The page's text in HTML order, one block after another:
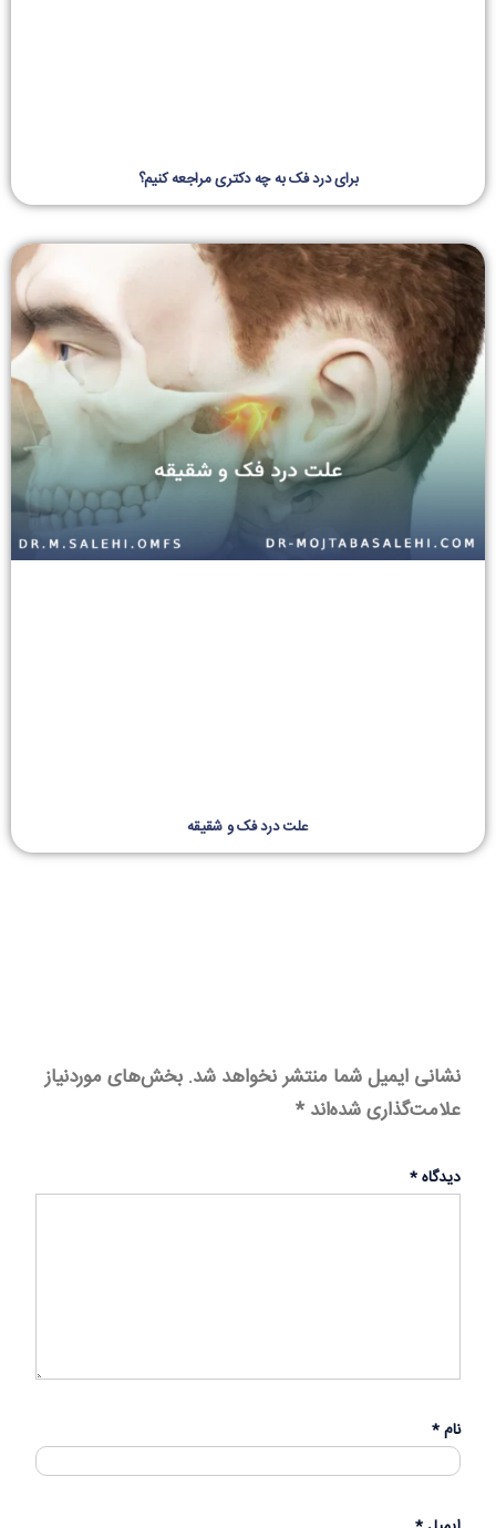
برای درد فک به چه دکتری مراجعه کنیم؟
علت درد فک و شقیقه
نشانی ایمیل شما منتشر نخواهد شد. بخش‌های موردنیاز
علامت‌گذاری شده‌اند *
دیدگاه*
نام*